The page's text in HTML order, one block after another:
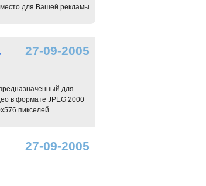
для Вашей рекламы
27-09-2005
для
в формате JPEG 2000
пикселей.
27-09-2005